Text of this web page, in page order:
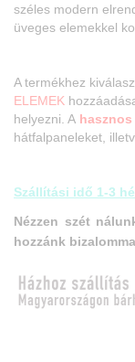
széles modern
üveges elemekkel
A termékhez
ELEMEK
helyezni. A
hátfalpaneleket,
Szállítási idő 1-3
Nézzen szét
hozzánk